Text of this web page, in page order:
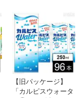
【旧パッケージ】
「カルピスウォータ